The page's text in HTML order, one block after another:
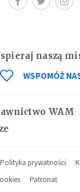
WAM
naszą
WSPOMÓŻ
Polityka prywatności
Patronat